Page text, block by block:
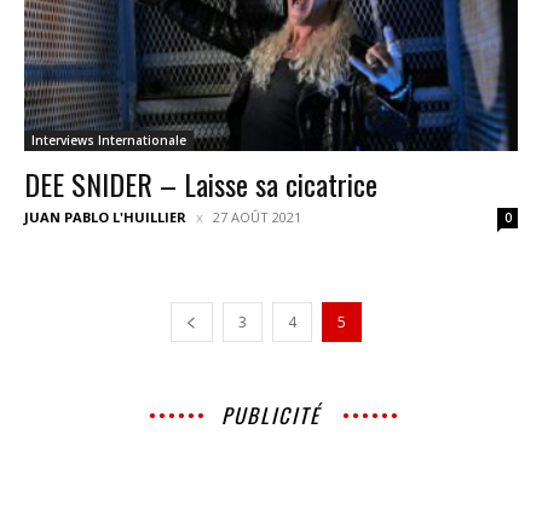
Interviews Internationale
DEE SNIDER – Laisse sa cicatrice
JUAN PABLO L'HUILLIER 27 AOÛT 2021 0
3 4 5
PUBLICITÉ